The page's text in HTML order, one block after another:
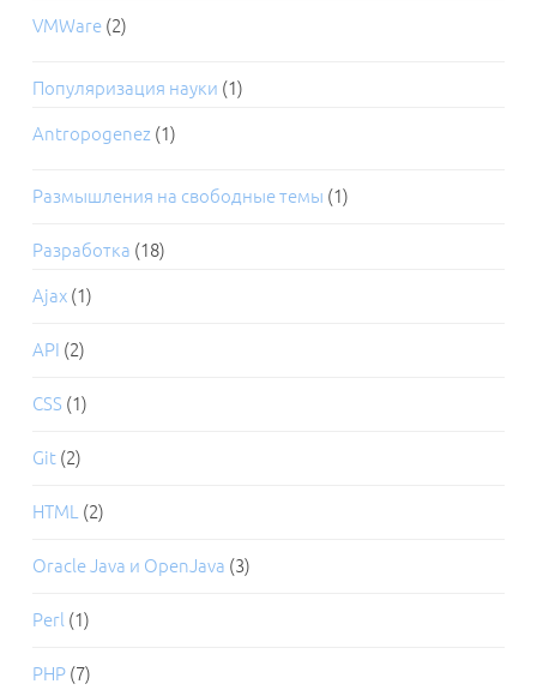
VMWare (2)
Популяризация науки (1)
Antropogenez (1)
Размышления на свободные темы (1)
Разработка (18)
Ajax (1)
API (2)
CSS (1)
Git (2)
HTML (2)
Oracle Java и OpenJava (3)
Perl (1)
PHP (7)